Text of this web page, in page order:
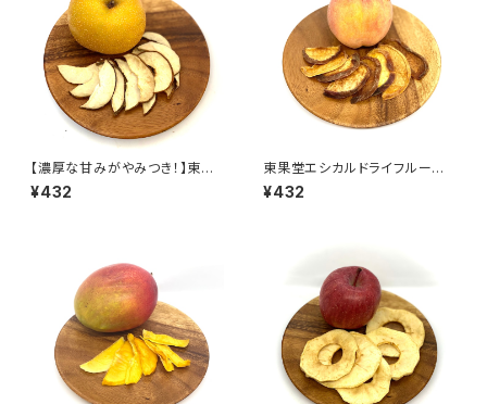
【濃厚な甘みがやみつき！】東果
堂エシカルドライフルーツ 梨
¥432
東果堂エシカルドライフルー
ツ 桃
¥432